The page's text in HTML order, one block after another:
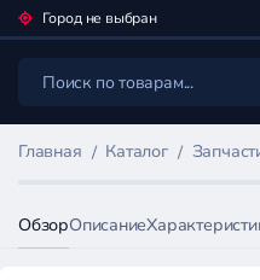
Город не выбран
Каталог
Главная Каталог
ОбзорОписание